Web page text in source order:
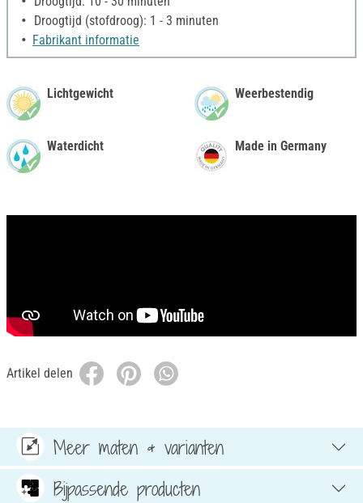
Droogtijd (stofdroog): 1 - 3 minuten
Fabrikant informatie
Lichtgewicht
Waterdicht
Weerbestendig
Made in Germany
Artikel delen
Meer maten & varianten
Bijpassende producten